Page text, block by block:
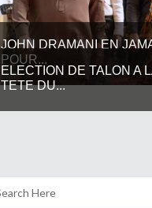
JOHN DRAMANI EN
POUR...
ELECTION DE TALON A
TETE DU...